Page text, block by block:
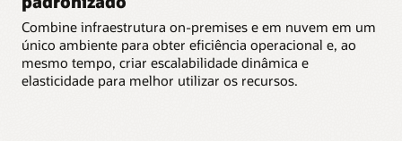
Combine infraestrutura on-premises e em nuvem em um
único ambiente para obter eficiência operacional e, ao
mesmo tempo, criar escalabilidade dinâmica e
elasticidade para melhor utilizar os recursos.